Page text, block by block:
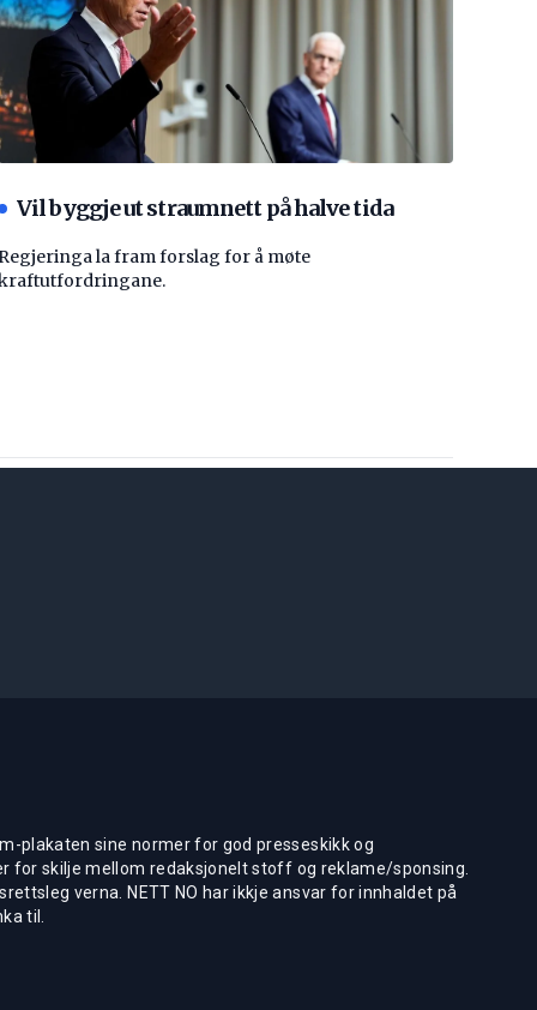
Vil byggje ut straumnett på halve tida
la fram forslag for å møte
plakaten sine normer for god presseskikk og
for skilje mellom redaksjonelt stoff og reklame/sponsing.
verna. NETT NO har ikkje ansvar for innhaldet på
til.